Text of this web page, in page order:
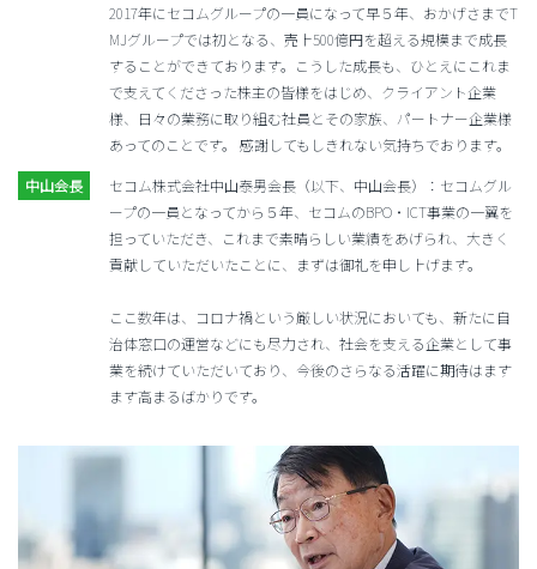
2017年にセコムグループの一員になって早５年、おかげさまでT
MJグループでは初となる、売上500億円を超える規模まで成長
することができております。こうした成長も、ひとえにこれま
で支えてくださった株主の皆様をはじめ、クライアント企業
様、日々の業務に取り組む社員とその家族、パートナー企業様
あってのことです。 感謝してもしきれない気持ちでおります。
セコム株式会社中山泰男会長（以下、中山会長）：セコムグル
ープの一員となってから５年、セコムのBPO・ICT事業の一翼を
担っていただき、これまで素晴らしい業績をあげられ、大きく
貢献していただいたことに、まずは御礼を申し上げます。
ここ数年は、コロナ禍という厳しい状況においても、新たに自
治体窓口の運営などにも尽力され、社会を支える企業として事
業を続けていただいており、今後のさらなる活躍に期待はます
ます高まるばかりです。